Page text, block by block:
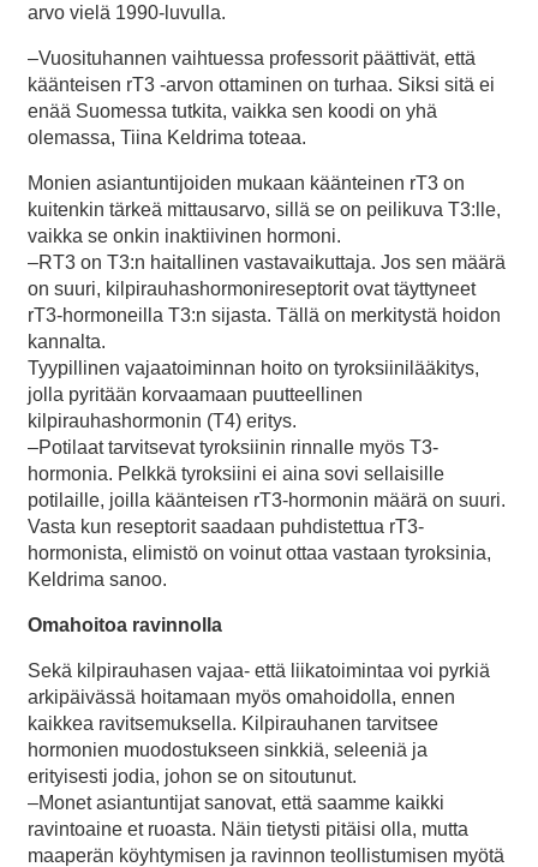
arvo vielä 1990-luvulla.
–Vuosituhannen vaihtuessa professorit päättivät, että
käänteisen rT3 -arvon ottaminen on turhaa. Siksi sitä ei
enää Suomessa tutkita, vaikka sen koodi on yhä
olemassa, Tiina Keldrima toteaa.
Monien asiantuntijoiden mukaan käänteinen rT3 on
kuitenkin tärkeä mittausarvo, sillä se on peilikuva T3:lle,
vaikka se onkin inaktiivinen hormoni.
–RT3 on T3:n haitallinen vastavaikuttaja. Jos sen määrä
on suuri, kilpirauhashormonireseptorit ovat täyttyneet
rT3-hormoneilla T3:n sijasta. Tällä on merkitystä hoidon
kannalta.
Tyypillinen vajaatoiminnan hoito on tyroksiinilääkitys,
jolla pyritään korvaamaan puutteellinen
kilpirauhashormonin (T4) eritys.
–Potilaat tarvitsevat tyroksiinin rinnalle myös T3-
hormonia. Pelkkä tyroksiini ei aina sovi sellaisille
potilaille, joilla käänteisen rT3-hormonin määrä on suuri.
Vasta kun reseptorit saadaan puhdistettua rT3-
hormonista, elimistö on voinut ottaa vastaan tyroksinia,
Keldrima sanoo.
Omahoitoa ravinnolla
Sekä kilpirauhasen vajaa- että liikatoimintaa voi pyrkiä
arkipäivässä hoitamaan myös omahoidolla, ennen
kaikkea ravitsemuksella. Kilpirauhanen tarvitsee
hormonien muodostukseen sinkkiä, seleeniä ja
erityisesti jodia, johon se on sitoutunut.
–Monet asiantuntijat sanovat, että saamme kaikki
ravintoaine et ruoasta. Näin tietysti pitäisi olla, mutta
maaperän köyhtymisen ja ravinnon teollistumisen myötä